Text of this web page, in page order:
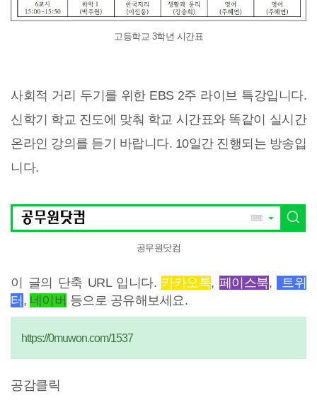
고등학교 3학년 시간표
사회적 거리 두기를 위한 EBS 2주 라이브 특강입니다.
신학기 학교 진도에 맞춰 학교 시간표와 똑같이 실시간
온라인 강의를 듣기 바랍니다. 10일간 진행되는 방송입
니다.
공무원닷컴
이 글의 단축 URL 입니다. 카카오톡, 페이스북,
트위
터 , 네이버 등으로 공유해보세요.
https://0muwon.com/1537
공감클릭